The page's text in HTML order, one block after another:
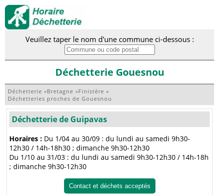
Veuillez taper le nom d'une commune ci-dessous :
Déchetterie Gouesnou
Déchetterie »Bretagne »Finistère »
Déchetteries proches de Gouesnou
Déchetterie de Guipavas
Horaires : Du 1/04 au 30/09 : du lundi au samedi 9h30-
12h30 / 14h-18h30 ; dimanche 9h30-12h30
Du 1/10 au 31/03 : du lundi au samedi 9h30-12h30 / 14h-18h
; dimanche 9h30-12h30
Contact et déchets acceptés